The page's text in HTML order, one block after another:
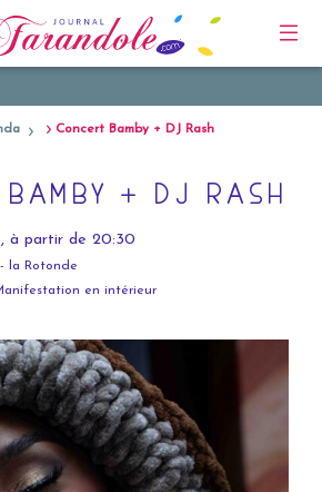
Concert Bamby + DJ Rash
BAMBY + DJ RASH
à partir de 20:30
- la Rotonde
en intérieur